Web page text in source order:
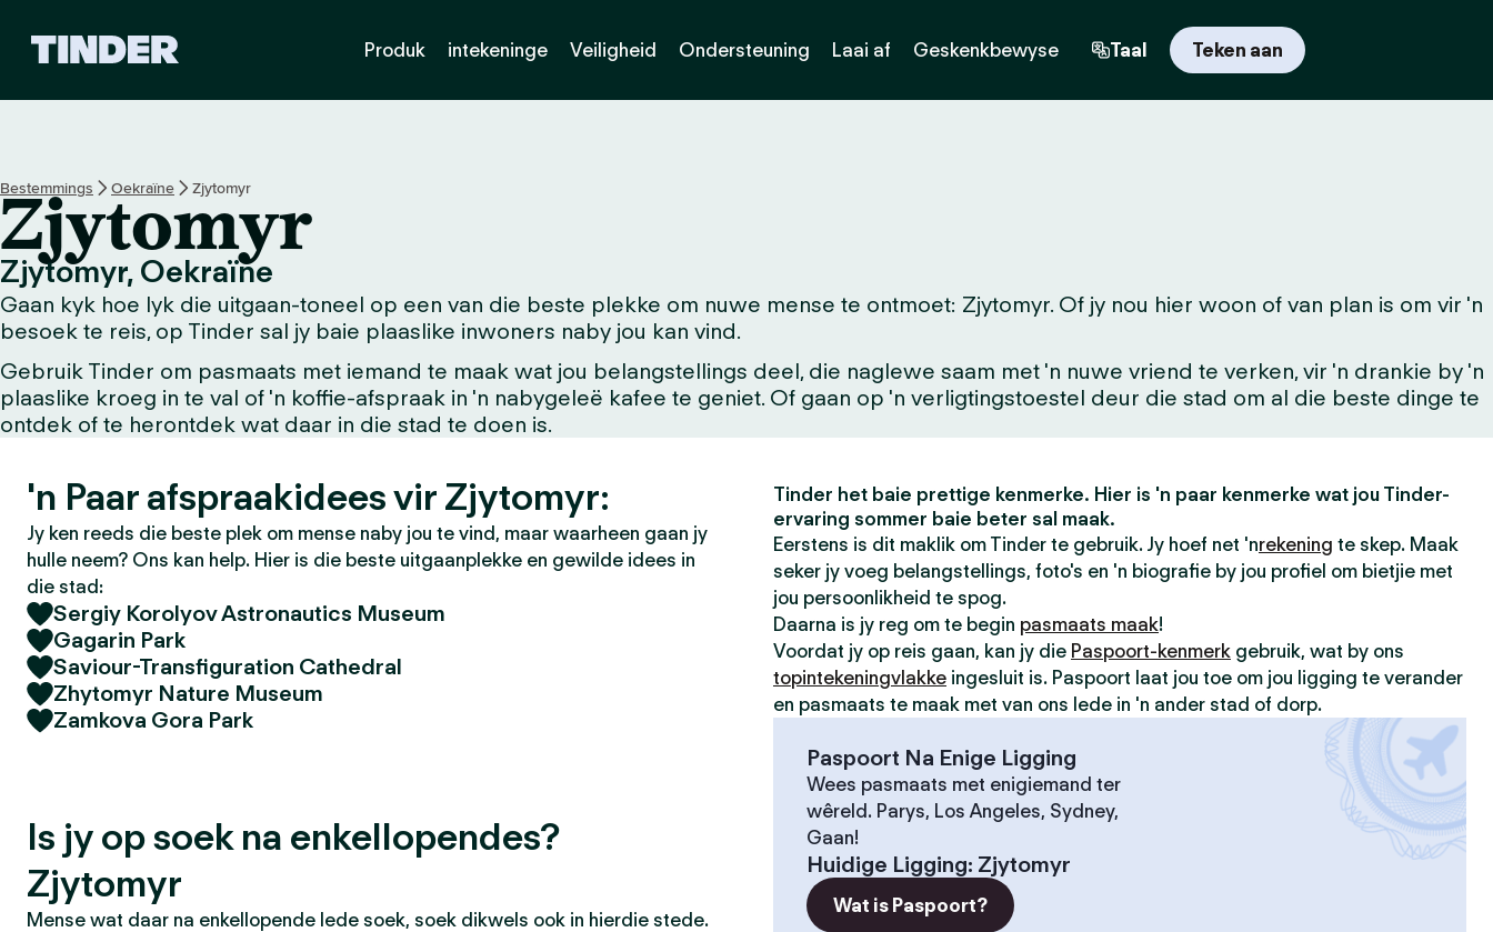
-
t
u
i
s
b
d
Produk intekeninge Veiligheid Ondersteuning Laai af Geskenkbewyse Taal Teken aan
Bestemmings Oekraïne Zjytomyr
Zjytomyr
Zjytomyr, Oekraïne
Gaan kyk hoe lyk die uitgaan-toneel op een van die beste plekke om nuwe mense te ontmoet: Zjytomyr. Of jy nou hier woon of van plan is om vir 'n
besoek te reis, op Tinder sal jy baie plaaslike inwoners naby jou kan vind.
Gebruik Tinder om pasmaats met iemand te maak wat jou belangstellings deel, die naglewe saam met 'n nuwe vriend te verken, vir 'n drankie by 'n
plaaslike kroeg in te val of 'n koffie-afspraak in 'n nabygeleë kafee te geniet. Of gaan op 'n verligtingstoestel deur die stad om al die beste dinge te
ontdek of te herontdek wat daar in die stad te doen is.
'n Paar afspraakidees vir Zjytomyr:
Jy ken reeds die beste plek om mense naby jou te vind, maar waarheen gaan jy
hulle neem? Ons kan help. Hier is die beste uitgaanplekke en gewilde idees in
die stad:
Sergiy Korolyov Astronautics Museum
Gagarin Park
Saviour-Transfiguration Cathedral
Zhytomyr Nature Museum
Zamkova Gora Park
Is jy op soek na enkellopendes?
Zjytomyr
Mense wat daar na enkellopende lede soek, soek dikwels ook in hierdie stede.
Tinder het baie prettige kenmerke. Hier is 'n paar kenmerke wat jou Tinder-
ervaring sommer baie beter sal maak.
Eerstens is dit maklik om Tinder te gebruik. Jy hoef net 'nrekening te skep. Maak
seker jy voeg belangstellings, foto's en 'n biografie by jou profiel om bietjie met
jou persoonlikheid te spog.
Daarna is jy reg om te begin pasmaats maak!
Voordat jy op reis gaan, kan jy die Paspoort-kenmerk gebruik, wat by ons
topintekeningvlakke ingesluit is. Paspoort laat jou toe om jou ligging te verander
en pasmaats te maak met van ons lede in 'n ander stad of dorp.
Paspoort Na Enige Ligging
Wees pasmaats met enigiemand ter
wêreld. Parys, Los Angeles, Sydney,
Gaan!
Huidige Ligging: Zjytomyr
Wat is Paspoort?